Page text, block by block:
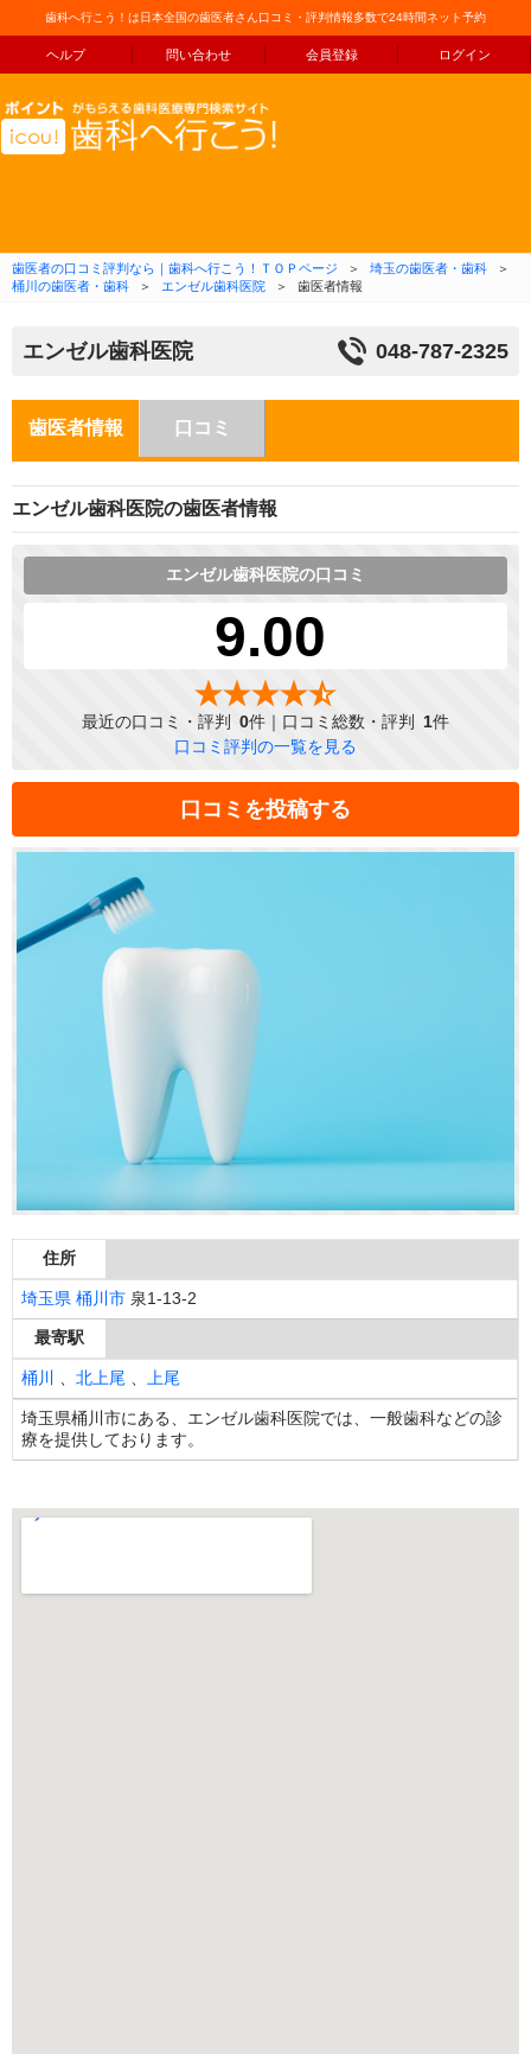
歯科へ行こう！は日本全国の歯医者さん口コミ・評判情報多数で24時間ネット予約
ヘルプ 問い合わせ 会員登録 ログイン
コンテンツへ移動
歯医者の口コミ評判なら｜歯科へ行こう！ＴＯＰページ ＞ 埼玉の歯医者・歯科
＞
桶川の歯医者・歯科
＞ エンゼル歯科医院 ＞ 歯医者情報
エンゼル歯科医院 048-787-2325
歯医者情報 口コミ
エンゼル歯科医院の歯医者情報
エンゼル歯科医院の口コミ
9.00
最近の口コミ・評判 0件｜口コミ総数・評判 1件
口コミ評判の一覧を見る
口コミを投稿する
住所
埼玉県 桶川市 泉1-13-2
最寄駅
桶川 、 北上尾 、 上尾
埼玉県桶川市にある、エンゼル歯科医院では、一般歯科などの診
療を提供しております。